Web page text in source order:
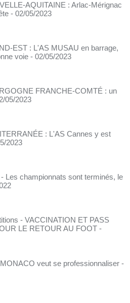
AQUITAINE : Arlac-Mérignac
- 02/05/2023
EST : L'AS MUSAU en barrage,
voie - 02/05/2023
FRANCHE-COMTÉ : un
05/2023
: L'AS Cannes y est
2023
Les championnats sont terminés, le
- VACCINATION ET PASS
LE RETOUR AU FOOT -
veut se professionnaliser -